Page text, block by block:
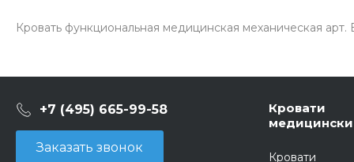
Кровать функциональная медицинская механическая
+7 (495) 665-99-58
Заказать звонок
Кровати
Кровати